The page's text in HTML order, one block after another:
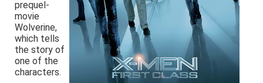
prequel-
movie
Wolverine,
which tells
the story of
one of the
characters.